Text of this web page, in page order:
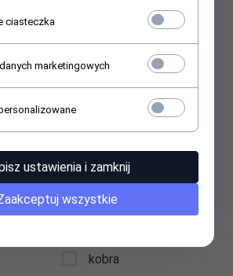
karcher
keysonic
kidde
kids euroswan
kingston
kobra
ciasteczka
marketingowych
ustawienia i zamknij
wszystkie